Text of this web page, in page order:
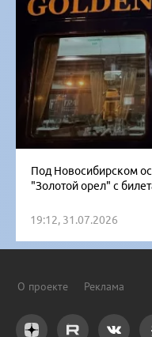
Под Новосибирском
"Золотой орел" с
19:12, 31.07.2026
О проекте Реклама